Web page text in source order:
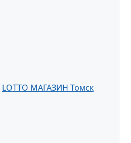
LOTTO МАГАЗИН Томск